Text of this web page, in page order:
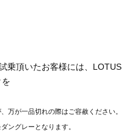
乗頂いたお客様には、LOTUS
万が一品切れの際はご容赦ください。
ングレーとなります。